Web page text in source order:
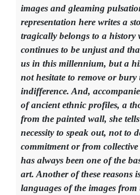
images and gleaming
representation here writes a
tragically belongs to a history
continues to be unjust and
us in this millennium, but a
not hesitate to remove or bury
indifference. And,
of ancient ethnic profiles, a
from the painted wall, she
necessity to speak out, not to
commitment or from collective
has always been one of the
art. Another of these reasons
languages of the images